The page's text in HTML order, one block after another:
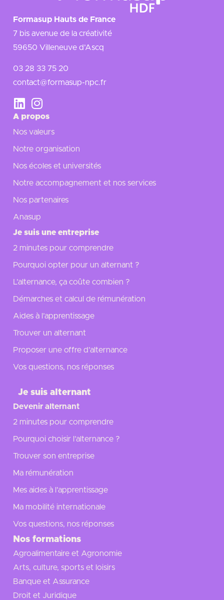
Formasup Hauts de France
7 bis avenue de la créativité
59650 Villeneuve d’Ascq
03 28 33 75 20
contact@formasup-npc.fr
A propos
Nos valeurs
Notre organisation
Nos écoles et universités
Notre accompagnement et nos services
Nos partenaires
Anasup
Je suis une entreprise
2 minutes pour comprendre
Pourquoi opter pour un alternant ?
L’alternance, ça coûte combien ?
Démarches et calcul de rémunération
Aides à l’apprentissage
Trouver un alternant
Proposer une offre d’alternance
Vos questions, nos réponses
Je suis alternant
Devenir alternant
2 minutes pour comprendre
Pourquoi choisir l’alternance ?
Trouver son entreprise
Ma rémunération
Mes aides à l'apprentissage
Ma mobilité internationale
Vos questions, nos réponses
Nos formations
Agroalimentaire et Agronomie
Arts, culture, sports et loisirs
Banque et Assurance
Droit et Juridique